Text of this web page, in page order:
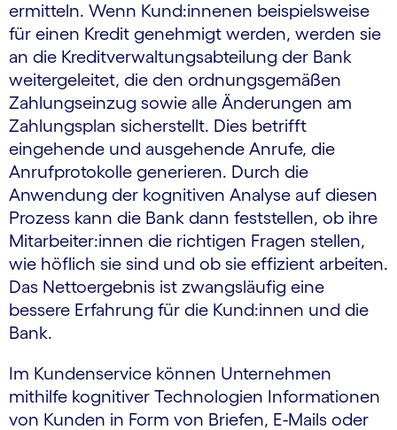
ermitteln. Wenn Kund:innenen beispielsweise
für einen Kredit genehmigt werden, werden sie
an die Kreditverwaltungsabteilung der Bank
weitergeleitet, die den ordnungsgemäßen
Zahlungseinzug sowie alle Änderungen am
Zahlungsplan sicherstellt. Dies betrifft
eingehende und ausgehende Anrufe, die
Anrufprotokolle generieren. Durch die
Anwendung der kognitiven Analyse auf diesen
Prozess kann die Bank dann feststellen, ob ihre
Mitarbeiter:innen die richtigen Fragen stellen,
wie höflich sie sind und ob sie effizient arbeiten.
Das Nettoergebnis ist zwangsläufig eine
bessere Erfahrung für die Kund:innen und die
Bank.
Im Kundenservice können Unternehmen
mithilfe kognitiver Technologien Informationen
von Kunden in Form von Briefen, E-Mails oder